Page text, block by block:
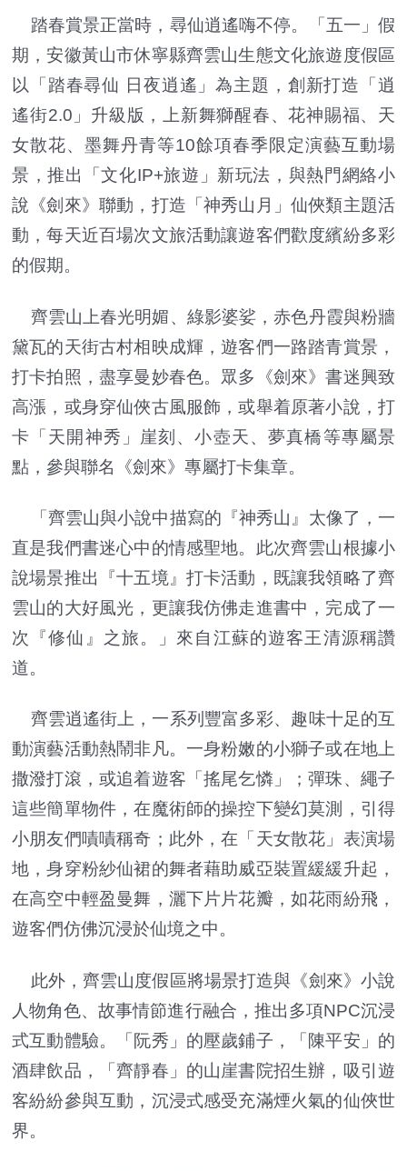
踏春賞景正當時，尋仙逍遙嗨不停。「五一」假
期，安徽黃山市休寧縣齊雲山生態文化旅遊度假區
以「踏春尋仙 日夜逍遙」為主題，創新打造「逍
遙街2.0」升級版，上新舞獅醒春、花神賜福、天
女散花、墨舞丹青等10餘項春季限定演藝互動場
景，推出「文化IP+旅遊」新玩法，與熱門網絡小
說《劍來》聯動，打造「神秀山月」仙俠類主題活
動，每天近百場次文旅活動讓遊客們歡度繽紛多彩
的假期。
齊雲山上春光明媚、綠影婆娑，赤色丹霞與粉牆
黛瓦的天街古村相映成輝，遊客們一路踏青賞景，
打卡拍照，盡享曼妙春色。眾多《劍來》書迷興致
高漲，或身穿仙俠古風服飾，或舉着原著小說，打
卡「天開神秀」崖刻、小壺天、夢真橋等專屬景
點，參與聯名《劍來》專屬打卡集章。
「齊雲山與小說中描寫的『神秀山』太像了，一
直是我們書迷心中的情感聖地。此次齊雲山根據小
說場景推出『十五境』打卡活動，既讓我領略了齊
雲山的大好風光，更讓我仿佛走進書中，完成了一
次『修仙』之旅。」來自江蘇的遊客王清源稱讚
道。
齊雲逍遙街上，一系列豐富多彩、趣味十足的互
動演藝活動熱鬧非凡。一身粉嫩的小獅子或在地上
撒潑打滾，或追着遊客「搖尾乞憐」；彈珠、繩子
這些簡單物件，在魔術師的操控下變幻莫測，引得
小朋友們嘖嘖稱奇；此外，在「天女散花」表演場
地，身穿粉紗仙裙的舞者藉助威亞裝置緩緩升起，
在高空中輕盈曼舞，灑下片片花瓣，如花雨紛飛，
遊客們仿佛沉浸於仙境之中。
此外，齊雲山度假區將場景打造與《劍來》小說
人物角色、故事情節進行融合，推出多項NPC沉浸
式互動體驗。「阮秀」的壓歲鋪子，「陳平安」的
酒肆飲品，「齊靜春」的山崖書院招生辦，吸引遊
客紛紛參與互動，沉浸式感受充滿煙火氣的仙俠世
界。